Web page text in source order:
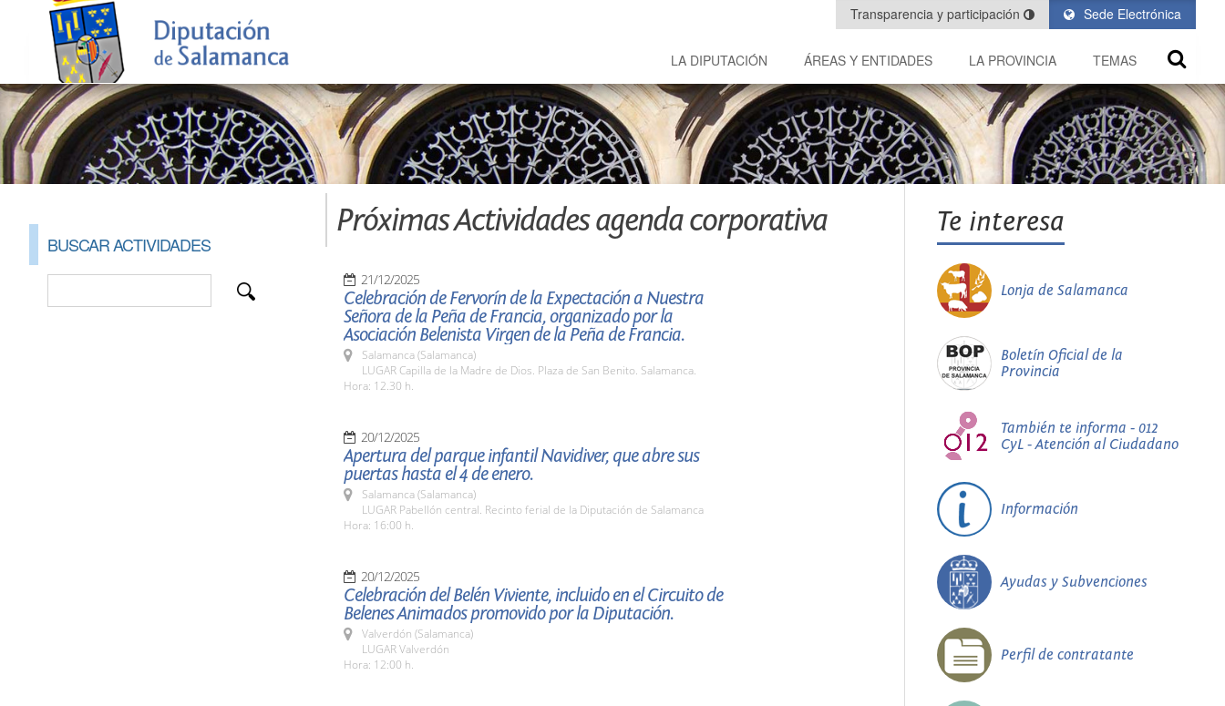
Sede Electrónica
Transparencia y participación
LA DIPUTACIÓN ÁREAS Y ENTIDADES LA PROVINCIA TEMAS
BUSCAR ACTIVIDADES
Próximas Actividades agenda corporativa
21/12/2025
Celebración de Fervorín de la Expectación a Nuestra
Señora de la Peña de Francia, organizado por la
Asociación Belenista Virgen de la Peña de Francia.
Salamanca (Salamanca)
LUGAR Capilla de la Madre de Dios. Plaza de San Benito. Salamanca.
Hora: 12.30 h.
20/12/2025
Apertura del parque infantil Navidiver, que abre sus
puertas hasta el 4 de enero.
Salamanca (Salamanca)
LUGAR Pabellón central. Recinto ferial de la Diputación de Salamanca
Hora: 16:00 h.
20/12/2025
Celebración del Belén Viviente, incluido en el Circuito de
Belenes Animados promovido por la Diputación.
Valverdón (Salamanca)
LUGAR Valverdón
Hora: 12:00 h.
Te interesa
Lonja de Salamanca
Boletín Oficial de la
Provincia
También te informa - 012
CyL - Atención al Ciudadano
Información
Ayudas y Subvenciones
Perfil de contratante